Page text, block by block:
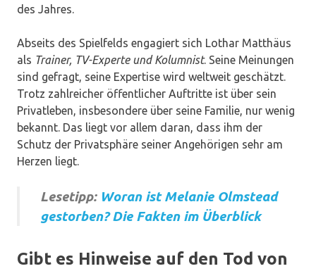
des Jahres.
Abseits des Spielfelds engagiert sich Lothar Matthäus
als Trainer, TV-Experte und Kolumnist. Seine Meinungen
sind gefragt, seine Expertise wird weltweit geschätzt.
Trotz zahlreicher öffentlicher Auftritte ist über sein
Privatleben, insbesondere über seine Familie, nur wenig
bekannt. Das liegt vor allem daran, dass ihm der
Schutz der Privatsphäre seiner Angehörigen sehr am
Herzen liegt.
Lesetipp: Woran ist Melanie Olmstead
gestorben? Die Fakten im Überblick
Gibt es Hinweise auf den Tod von